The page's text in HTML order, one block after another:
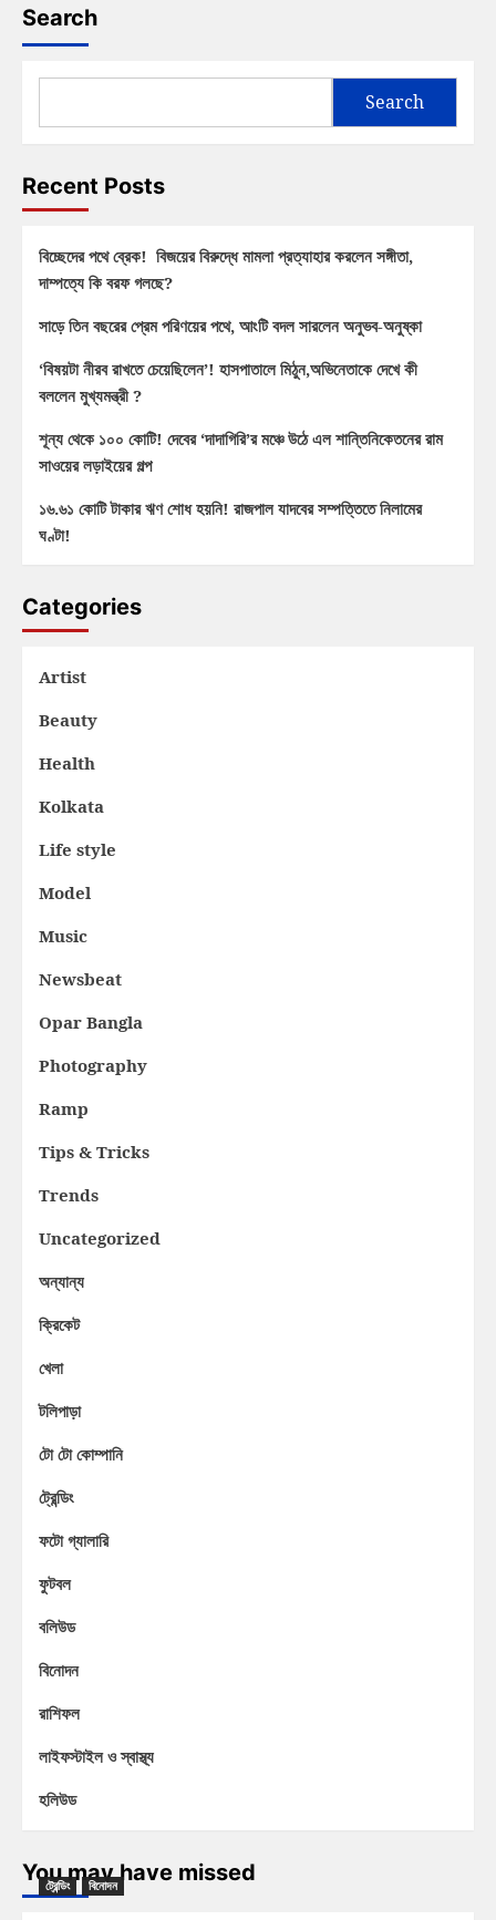
Search
Search
Recent Posts
বিচ্ছেদের পথে ব্রেক! বিজয়ের বিরুদ্ধে মামলা প্রত্যাহার করলেন সঙ্গীতা,
দাম্পত্যে কি বরফ গলছে?
সাড়ে তিন বছরের প্রেম পরিণয়ের পথে, আংটি বদল সারলেন অনুভব-অনুষ্কা
‘বিষয়টা নীরব রাখতে চেয়েছিলেন’! হাসপাতালে মিঠুন,অভিনেতাকে দেখে কী
বললেন মুখ্যমন্ত্রী ?
শূন্য থেকে ১০০ কোটি! দেবের ‘দাদাগিরি’র মঞ্চে উঠে এল শান্তিনিকেতনের রাম
সাওয়ের লড়াইয়ের গল্প
১৬.৬১ কোটি টাকার ঋণ শোধ হয়নি! রাজপাল যাদবের সম্পত্তিতে নিলামের
ঘণ্টা!
Categories
Artist
Beauty
Health
Kolkata
Life style
Model
Music
Newsbeat
Opar Bangla
Photography
Ramp
Tips & Tricks
Trends
Uncategorized
অন্যান্য
ক্রিকেট
খেলা
টলিপাড়া
টো টো কোম্পানি
ট্রেন্ডিং
ফটো গ্যালারি
ফুটবল
বলিউড
বিনোদন
রাশিফল
লাইফস্টাইল ও স্বাস্থ্য
হলিউড
You may have missed
ট্রেন্ডিং বিনোদন